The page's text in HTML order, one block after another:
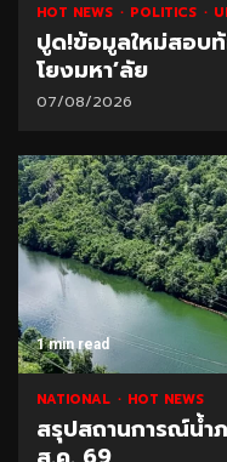
HOT NEWS POLITICS
ปูด!ข้อมูลใหม่สอบ
โยงมหา’ลัย
07/08/2026
1 min read
NATIONAL HOT NEWS
สรุปสถานการณ์น้ำ